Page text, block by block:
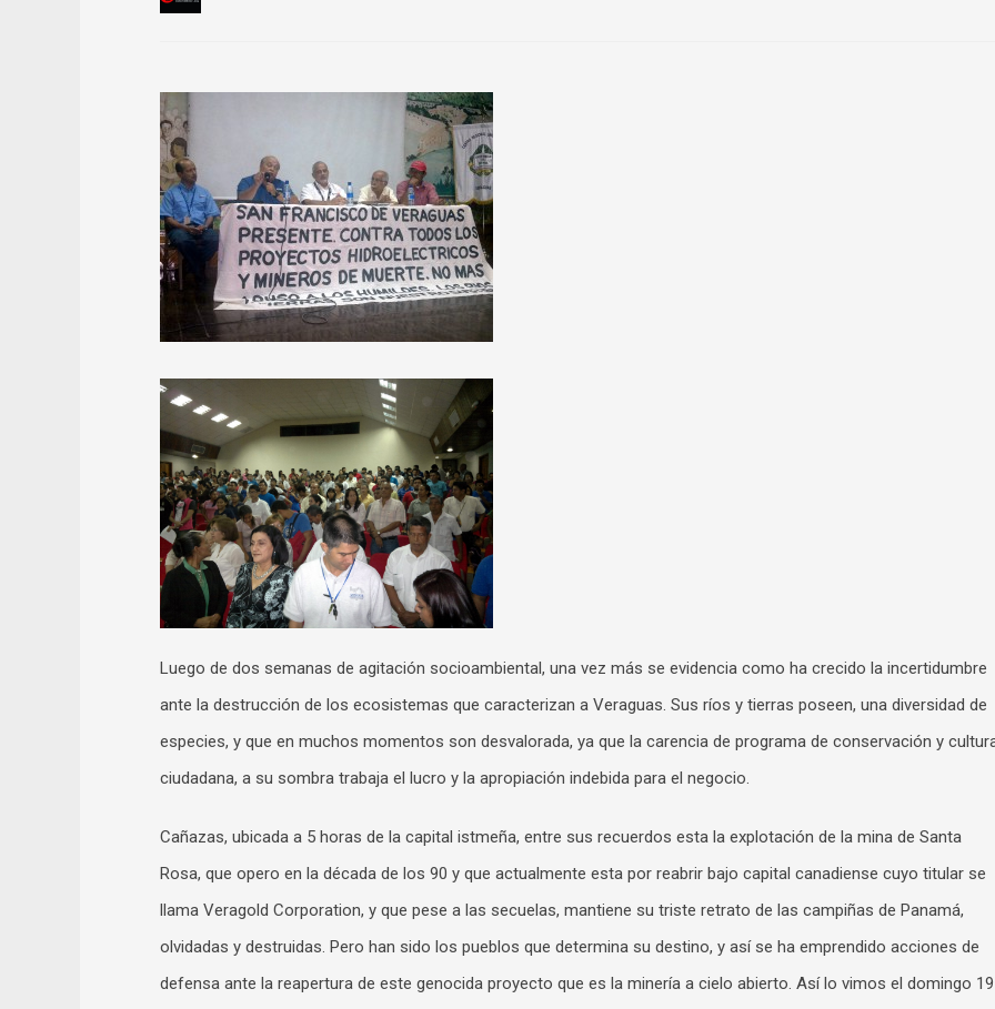
Luego de dos semanas de agitación socioambiental, una vez más se evidencia como ha crecido la incertidumbre
ante la destrucción de los ecosistemas que caracterizan a Veraguas. Sus ríos y tierras poseen, una diversidad de
especies, y que en muchos momentos son desvalorada, ya que la carencia de programa de conservación y
ciudadana, a su sombra trabaja el lucro y la apropiación indebida para el negocio.
Cañazas, ubicada a 5 horas de la capital istmeña, entre sus recuerdos esta la explotación de la mina de Santa
Rosa, que opero en la década de los 90 y que actualmente esta por reabrir bajo capital canadiense cuyo titular se
llama Veragold Corporation, y que pese a las secuelas, mantiene su triste retrato de las campiñas de Panamá,
olvidadas y destruidas. Pero han sido los pueblos que determina su destino, y así se ha emprendido acciones de
defensa ante la reapertura de este genocida proyecto que es la minería a cielo abierto. Así lo vimos el domingo 19